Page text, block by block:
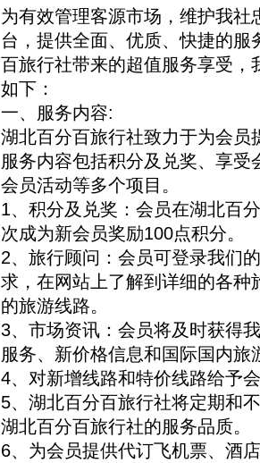
为有效管理客源市场，维护我
台，提供全面、优质、快捷的
百旅行社带来的超值服务享受
如下：
一、服务内
湖北百分百旅行社致力于为会
服务内容包括积分及兑奖、享
会员活动等多个项目。
1、积分及兑奖：会员在湖北百
次成为新会员奖励100点积分。
2、旅行顾问：会员可登录我们
求，在网站上了解到详细的各
的旅游线路。
3、市场资讯：会员将及时获得
服务、新价格信息和国际国内旅
4、对新增线路和特价线路给予
5、湖北百分百旅行社将定期和
湖北百分百旅行社的服务品质。
6、为会员提供代订飞机票、酒